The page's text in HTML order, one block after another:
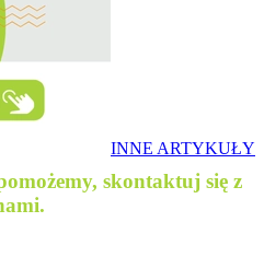
INNE ARTYKUŁY
skontaktuj się z